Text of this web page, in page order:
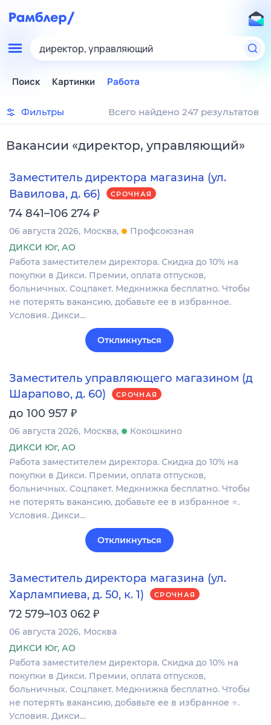
директор, управляющий
Поиск Картинки Работа
Фильтры Всего найдено 247 результатов
Вакансии «директор, управляющий»
Заместитель директора магазина (ул.
Вавилова, д. 66)
СРОЧНАЯ
74 841–106 274 ₽
06 августа 2026 Москва
Профсоюзная
ДИКСИ Юг, АО
Работа заместителем директора. Скидка до 10% на
покупки в Дикси. Премии, оплата отпусков,
больничных. Соцпакет. Медкнижка бесплатно. Чтобы
не потерять вакансию, добавьте ее в избранное.
Условия. Дикси…
Откликнуться
Заместитель управляющего магазином (д
Шарапово, д. 60)
СРОЧНАЯ
до 100 957 ₽
06 августа 2026 Москва
Кокошкино
ДИКСИ Юг, АО
Работа заместителем директора. Скидка до 10% на
покупки в Дикси. Премии, оплата отпусков,
больничных. Соцпакет. Медкнижка бесплатно. Чтобы
не потерять вакансию, добавьте ее в избранное ⭐.
Условия. Дикси…
Откликнуться
Заместитель директора магазина (ул.
Харлампиева, д. 50, к. 1)
СРОЧНАЯ
72 579–103 062 ₽
06 августа 2026 Москва
ДИКСИ Юг, АО
Работа заместителем директора. Скидка до 10% на
покупки в Дикси. Премии, оплата отпусков,
больничных. Соцпакет. Медкнижка бесплатно. Чтобы
не потерять вакансию, добавьте ее в избранное ⭐.
Условия. Дикси…